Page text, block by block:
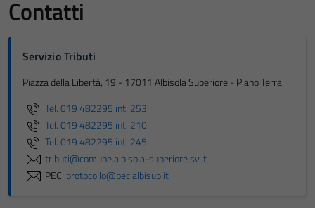
Contatti
Servizio Tributi
Piazza della Libertà, 19 - 17011 Albisola Superiore - Piano Terra
Tel. 019 482295 int. 253
Tel. 019 482295 int. 210
Tel. 019 482295 int. 245
tributi@comune.albisola-superiore.sv.it
PEC: protocollo@pec.albisup.it